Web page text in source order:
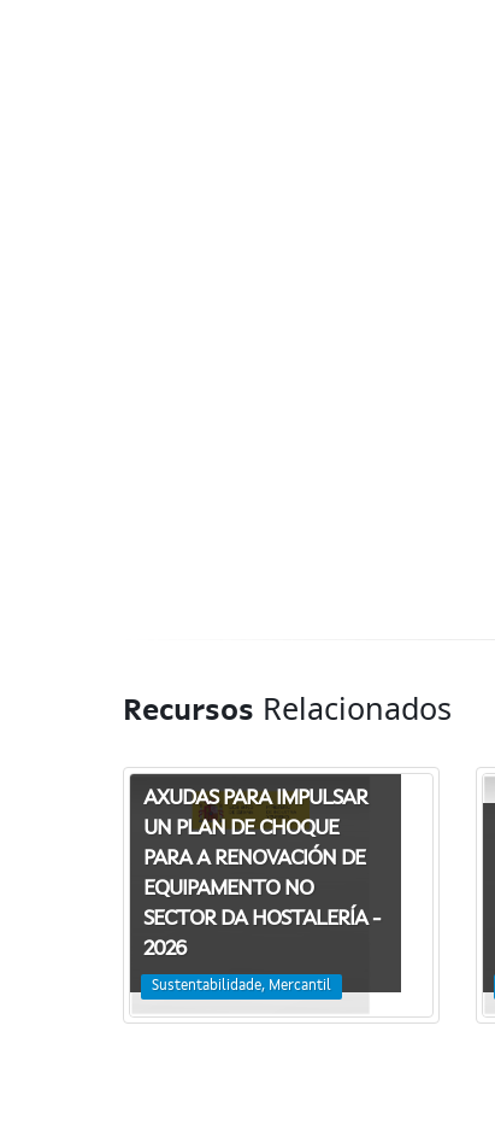
Recursos Relacionados
AXUDAS PARA IMPULSAR
UN PLAN DE CHOQUE
PARA A RENOVACIÓN DE
EQUIPAMENTO NO
SECTOR DA HOSTALERÍA -
2026
Sustentabilidade, Mercantil